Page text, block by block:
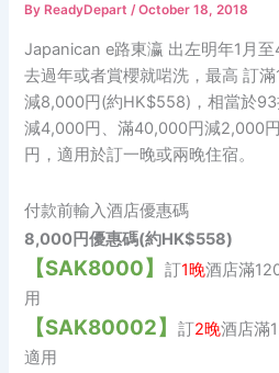
By ReadyDepart/October 18, 2018
Japanican e路東瀛 出左明年1月
去過年或者賞櫻就啱洗，最高 訂
減8,000円(約HK$558)，相當於
減4,000円、滿40,000円減2,000
円，適用於訂一晚或兩晚住宿。
付款前輸入酒店優惠碼
8,000円優惠碼(約HK$558)
【SAK8000】訂1晚酒店滿
用
【SAK80002】訂2晚酒店滿
適用